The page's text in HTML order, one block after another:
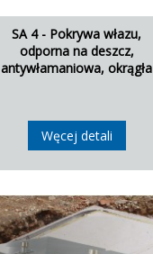
SA 4 - Pokrywa włazu,
odporna na deszcz,
antywłamaniowa, okrągła
Węcej detali